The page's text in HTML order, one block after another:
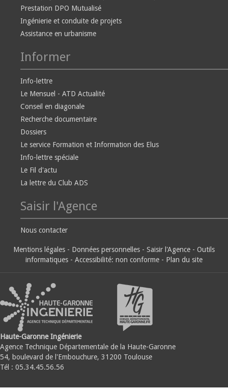
Prestation DPO Mutualisé
Ingénierie et conduite de projets
Assistance en urbanisme
Informer
Info-lettre
Le Mensuel - ATD Actualité
Conseil en diagonale
Recherche documentaire
Dossiers
Le service Formation et Information des Elus
Info-lettre spéciale
Le Fil d'actu
La lettre du Club ADS
Saisir l'Agence
Nous contacter
Mentions légales - Données personnelles - Saisir l'Agence - Outils
informatiques - Accessibilité: non conforme - Plan du site
Haute-Garonne Ingénierie
Agence Technique Départementale de la Haute-Garonne
54, boulevard de l'Embouchure, 31200 Toulouse
Tél : 05.34.45.56.56